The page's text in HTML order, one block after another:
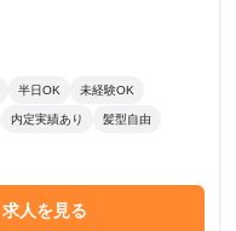
半日OK 未経験OK
内定実績あり 髪型自由
求人を見る